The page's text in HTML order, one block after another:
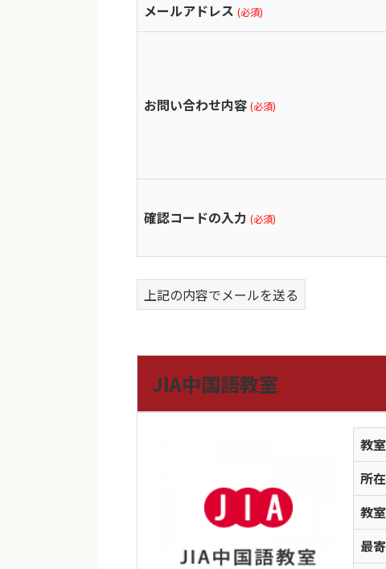
メールアドレス (必須)
お問い合わせ内容 (必須)
確認コードの入力 (必須)
上記の内容でメールを送る
JIA中国語教室
教
所
教
最